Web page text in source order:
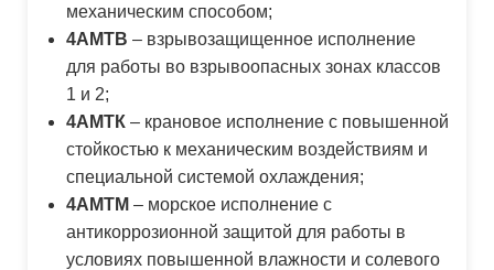
механическим способом;
4АМТВ – взрывозащищенное исполнение
для работы во взрывоопасных зонах классов
1 и 2;
4АМТК – крановое исполнение с повышенной
стойкостью к механическим воздействиям и
специальной системой охлаждения;
4АМТМ – морское исполнение с
антикоррозионной защитой для работы в
условиях повышенной влажности и солевого